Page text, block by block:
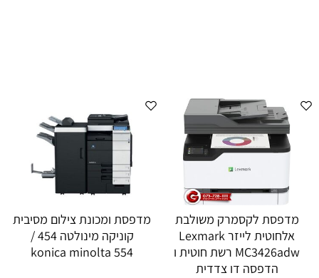
מדפסת לקסמרק משולבת
אלחוטית לייזר Lexmark
MC3426adw רשת חוטית ו
הדפסה דו צדדית
מדפסת ומכונת צילום מסיבית
קוניקה מינולטה 454 /
konica minolta 554